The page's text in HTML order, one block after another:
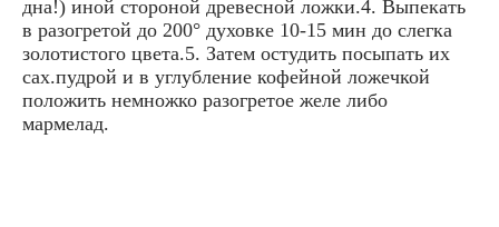
дна!) иной стороной древесной ложки.4. Выпекать
в разогретой до 200° духовке 10-15 мин до слегка
золотистого цвета.5. Затем остудить посыпать их
сах.пудрой и в углубление кофейной ложечкой
положить немножко разогретое желе либо
мармелад.